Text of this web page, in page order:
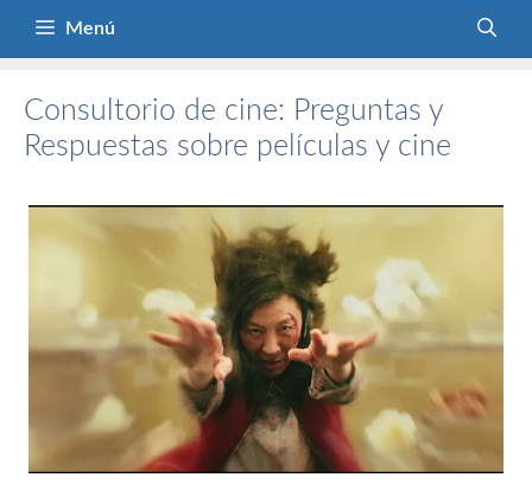
Menú
Consultorio de cine: Preguntas y
Respuestas sobre películas y cine